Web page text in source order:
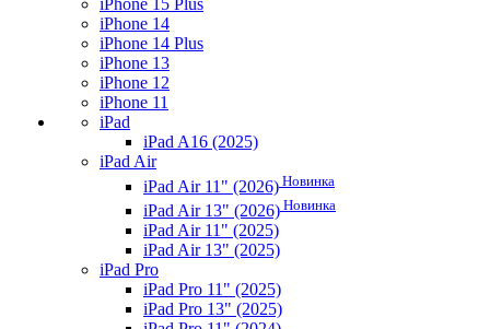
iPhone 15 Plus
iPhone 14
iPhone 14 Plus
iPhone 13
iPhone 12
iPhone 11
iPad
iPad A16 (2025)
iPad Air
iPad Air 11" (2026) Новинка
iPad Air 13" (2026) Новинка
iPad Air 11" (2025)
iPad Air 13" (2025)
iPad Pro
iPad Pro 11" (2025)
iPad Pro 13" (2025)